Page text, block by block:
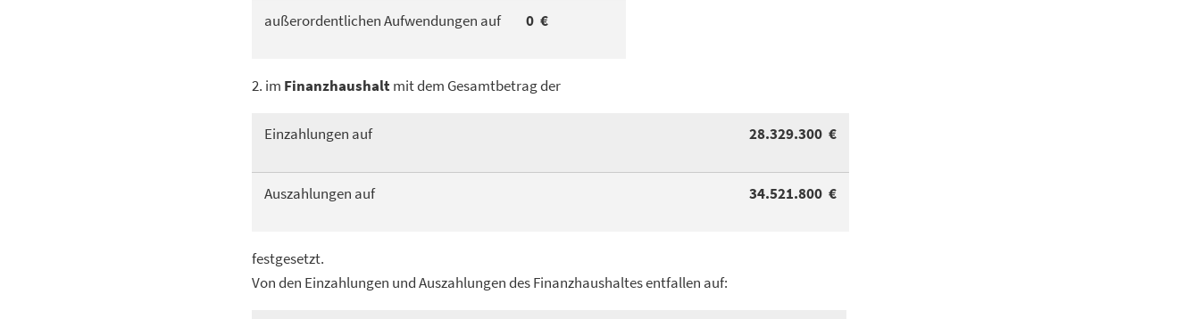
außerordentlichen Aufwendungen auf 0 €
2. im Finanzhaushalt mit dem Gesamtbetrag der
Einzahlungen auf 28.329.300 €
Auszahlungen auf 34.521.800 €
festgesetzt.
Von den Einzahlungen und Auszahlungen des Finanzhaushaltes entfallen auf: